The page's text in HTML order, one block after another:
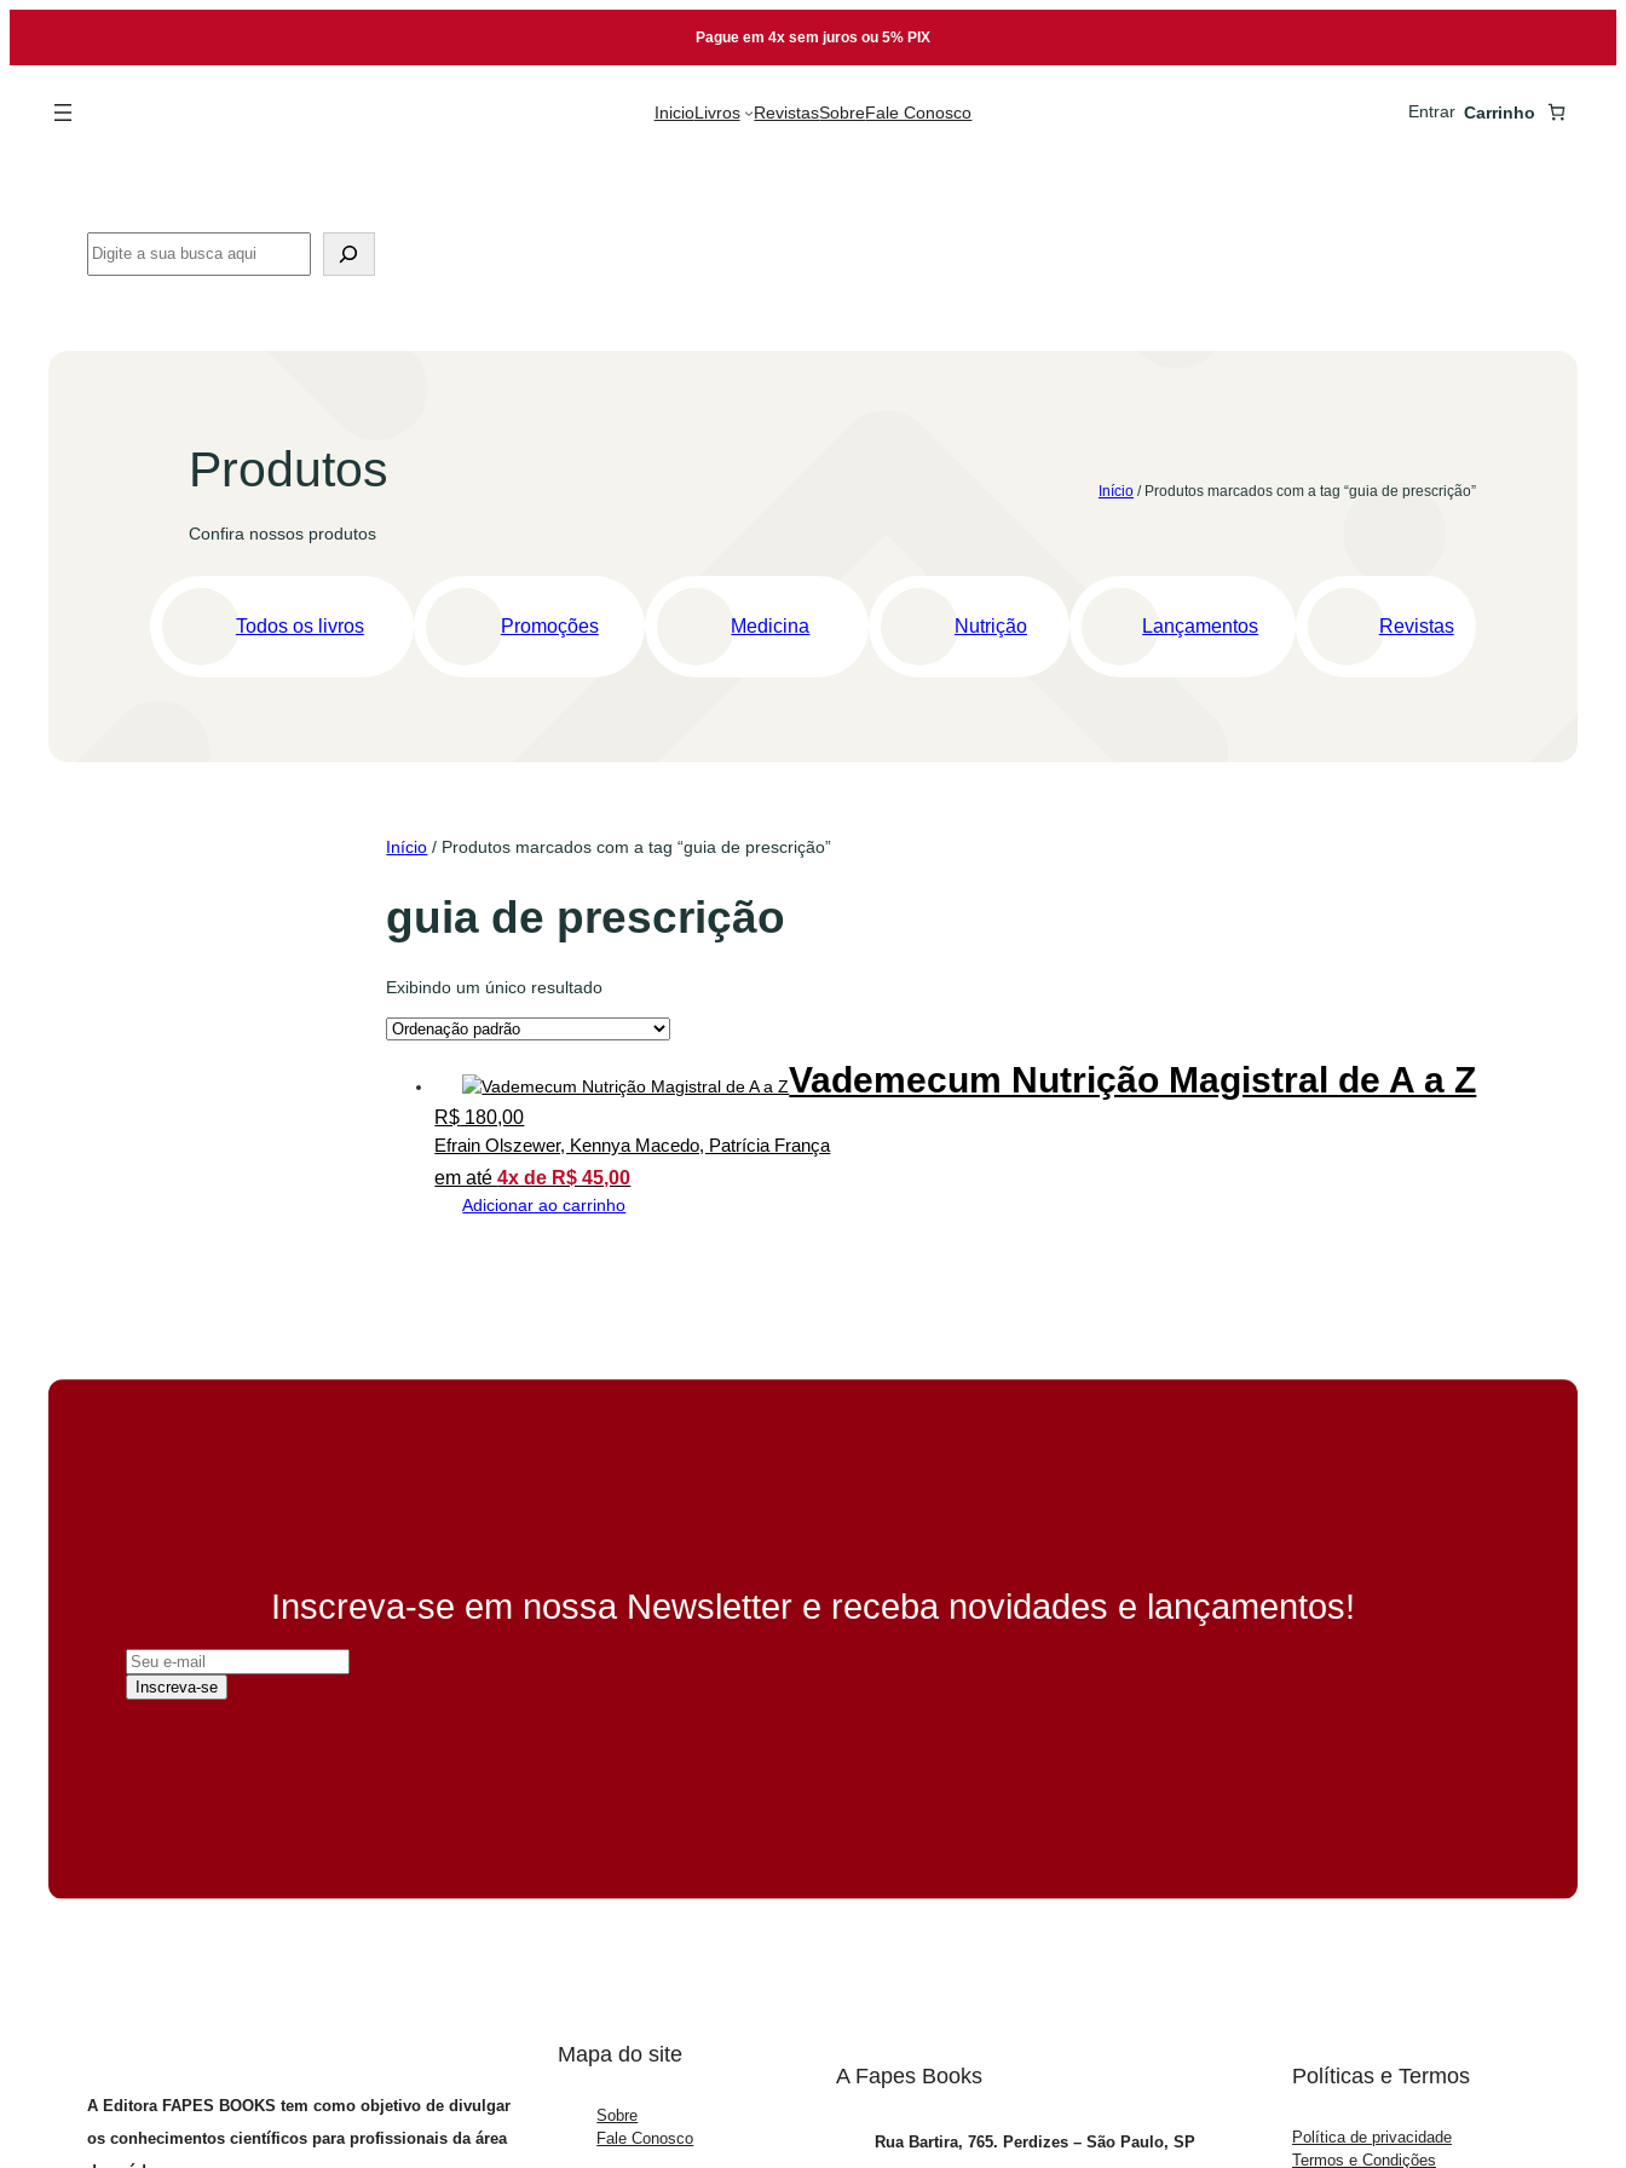
o
Pague em 4x sem juros ou 5% PIX
InicioLivros RevistasSobreFale Conosco Entrar Carrinho
Search
Produtos
Confira nossos produtos
Início / Produtos marcados com a tag “guia de prescrição”
Todos os livros Promoções Medicina Nutrição Lançamentos Revistas
Início / Produtos marcados com a tag “guia de prescrição”
guia de prescrição
Exibindo um único resultado
Vademecum Nutrição Magistral de A a Z
R$ 180,00
Efrain Olszewer, Kennya Macedo, Patrícia França
em até4x de R$ 45,00
Adicionar ao carrinho
Inscreva-se em nossa Newsletter e receba novidades e lançamentos!
Inscreva-se
A Editora FAPES BOOKS tem como objetivo de divulgar
os conhecimentos científicos para profissionais da área
Mapa do site
Sobre
Fale Conosco
A Fapes Books
Rua Bartira, 765. Perdizes – São Paulo, SP
Políticas e Termos
Política de privacidade
Termos e Condições